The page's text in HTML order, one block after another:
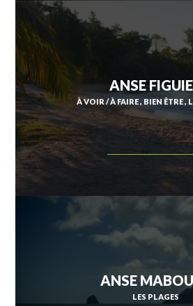
ANSE
À VOIR / À FAIRE BIEN ÊTRE
ANSE
LES PLAGES